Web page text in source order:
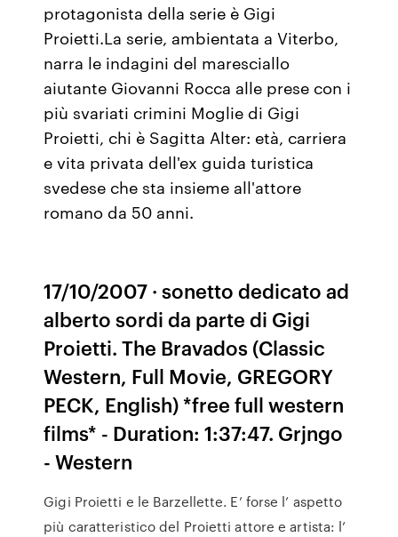
protagonista della serie è Gigi
Proietti.La serie, ambientata a Viterbo,
narra le indagini del maresciallo
aiutante Giovanni Rocca alle prese con i
più svariati crimini Moglie di Gigi
Proietti, chi è Sagitta Alter: età, carriera
e vita privata dell'ex guida turistica
svedese che sta insieme all'attore
romano da 50 anni.
17/10/2007 · sonetto dedicato ad
alberto sordi da parte di Gigi
Proietti. The Bravados (Classic
Western, Full Movie, GREGORY
PECK, English) *free full western
films* - Duration: 1:37:47. Grjngo
- Western
Gigi Proietti e le Barzellette. E’ forse l’ aspetto
più caratteristico del Proietti attore e artista: l’